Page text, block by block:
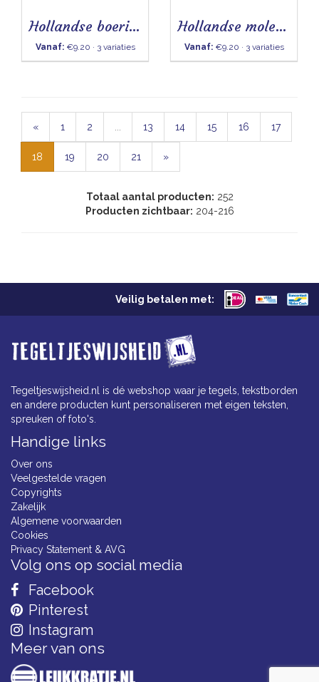
Hollandse boerin Tegeltje
Vanaf:€9.20 · 3 variaties
Hollandse molen Tegeltje
Vanaf:€9.20 · 3 variaties
« 1 2 13 14 15 16 17
18 19 20 21 »
Totaal aantal producten: 252
Producten zichtbaar: 204-216
Veilig betalen met:
Tegeltjeswijsheid.nl is dé webshop waar je tegels, tekstborden
en andere producten kunt personaliseren met eigen teksten,
spreuken of foto's.
Handige links
Over ons
Veelgestelde vragen
Copyrights
Zakelijk
Algemene voorwaarden
Cookies
Privacy Statement & AVG
Volg ons op social media
Facebook
Pinterest
Instagram
Meer van ons